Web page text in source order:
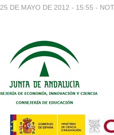
25 DE MAYO DE 2012 - 15:55 -